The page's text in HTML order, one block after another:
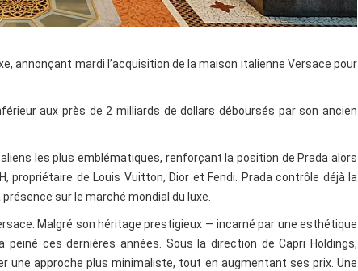
annonçant mardi l’acquisition de la maison italienne Versace pour
aux près de 2 milliards de dollars déboursés par son ancien
les plus emblématiques, renforçant la position de Prada alors
propriétaire de Louis Vuitton, Dior et Fendi. Prada contrôle déjà la
sur le marché mondial du luxe.
Malgré son héritage prestigieux — incarné par une esthétique
ces dernières années. Sous la direction de Capri Holdings,
une approche plus minimaliste, tout en augmentant ses prix. Une